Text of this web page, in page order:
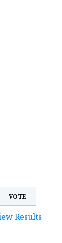
Results